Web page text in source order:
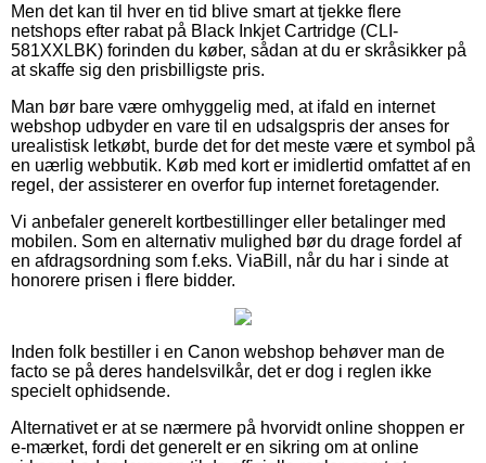
Men det kan til hver en tid blive smart at tjekke flere
netshops efter rabat på Black Inkjet Cartridge (CLI-
581XXLBK) forinden du køber, sådan at du er skråsikker på
at skaffe sig den prisbilligste pris.
Man bør bare være omhyggelig med, at ifald en internet
webshop udbyder en vare til en udsalgspris der anses for
urealistisk letkøbt, burde det for det meste være et symbol på
en uærlig webbutik. Køb med kort er imidlertid omfattet af en
regel, der assisterer en overfor fup internet foretagender.
Vi anbefaler generelt kortbestillinger eller betalinger med
mobilen. Som en alternativ mulighed bør du drage fordel af
en afdragsordning som f.eks. ViaBill, når du har i sinde at
honorere prisen i flere bidder.
Inden folk bestiller i en Canon webshop behøver man de
facto se på deres handelsvilkår, det er dog i reglen ikke
specielt ophidsende.
Alternativet er at se nærmere på hvorvidt online shoppen er
e-mærket, fordi det generelt er en sikring om at online